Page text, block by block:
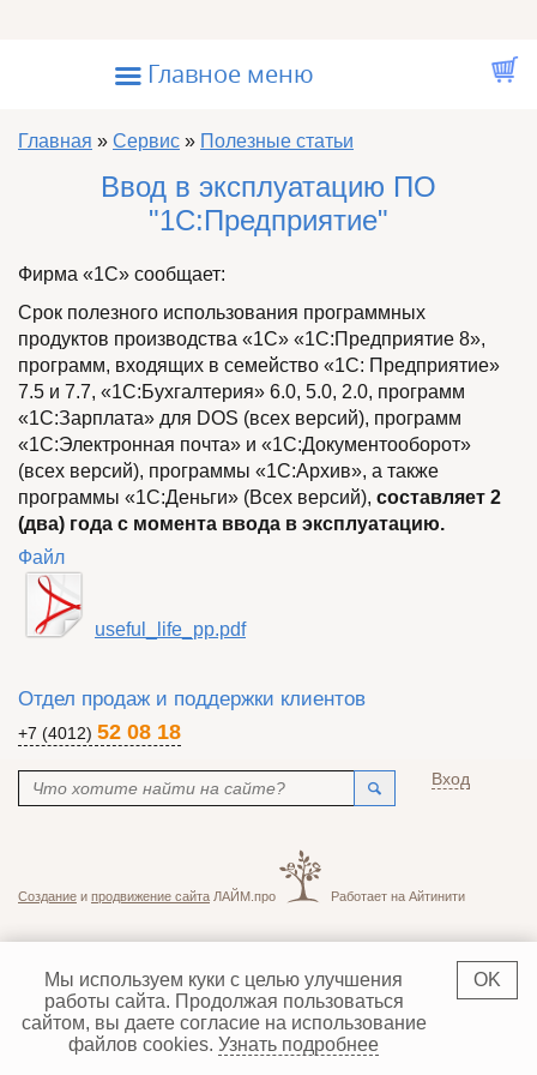
☰ Главное меню
Вы здесь
Главная » Сервис » Полезные статьи
Ввод в эксплуатацию ПО
"1С:Предприятие"
Фирма «1С» сообщает:
Срок полезного использования программных
продуктов производства «1С» «1С:Предприятие 8»,
программ, входящих в семейство «1С: Предприятие»
7.5 и 7.7, «1С:Бухгалтерия» 6.0, 5.0, 2.0, программ
«1С:Зарплата» для DOS (всех версий), программ
«1С:Электронная почта» и «1С:Документооборот»
(всех версий), программы «1С:Архив», а также
программы «1С:Деньги» (Всех версий), составляет 2
(два) года с момента ввода в эксплуатацию.
Файл
useful_life_pp.pdf
Отдел продаж и поддержки клиентов
+7 (4012) 52 08 18
Форма поиска
Поиск Вход
Создание и продвижение сайта ЛАЙМ.про Работает на Айтинити
Мы используем куки с целью улучшения
работы сайта. Продолжая пользоваться
сайтом, вы даете согласие на использование
файлов cookies.Узнать подробнее
OK